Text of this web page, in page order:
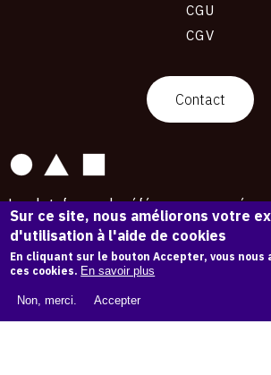
CGU
CGV
Contact
La plateforme de référence pour créer,
conserver et promouvoir l'Histoire de
Des catalogues raisonnés aux archives
d'expositions.
43 254 œuvres d'art — 7 587 expositions
Copyright © OAM 2026. Tous droits réservés.
Sur ce site, nous améliorons votre
d'utilisation à l'aide de cookies
En cliquant sur le bouton Accepter, vous
ces cookies. En savoir plus
Non, merci. Accepter